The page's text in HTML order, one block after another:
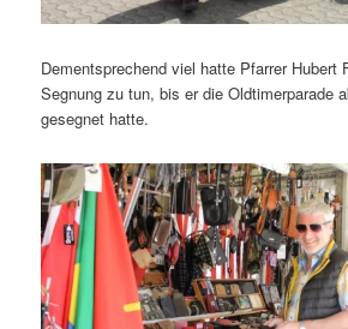
Dementsprechend viel hatte Pfarrer Hubert
Segnung zu tun, bis er die Oldtimerparade
gesegnet hatte.